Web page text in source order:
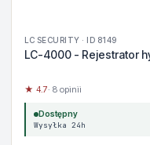
LC SECURITY · ID 8149
LC-4000 - Rejestrator
★ 4.7· 8 opinii
Dostępny
Wysyłka 24h